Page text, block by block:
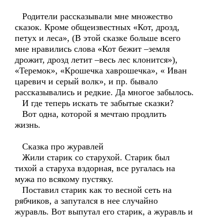
Родители рассказывали мне множество
сказок. Кроме общеизвестных «Кот, дрозд,
петух и леса», (В этой сказке больше всего
мне нравились слова «Кот бежит –земля
дрожит, дрозд летит –весь лес клонится»),
«Теремок», «Крошечка хаврошечка», « Иван
царевич и серый волк», и пр. бывало
рассказывались и редкие. Да многое забылось.
И где теперь искать те забытые сказки?
Вот одна, которой я мечтаю продлить
жизнь.
Сказка про журавлей
Жили старик со старухой. Старик был
тихой а старуха вздорная, все ругалась на
мужа по всякому пустяку.
Поставил старик как то весной сеть на
рябчиков, а запутался в нее случайно
журавль. Вот выпутал его старик, а журавль и